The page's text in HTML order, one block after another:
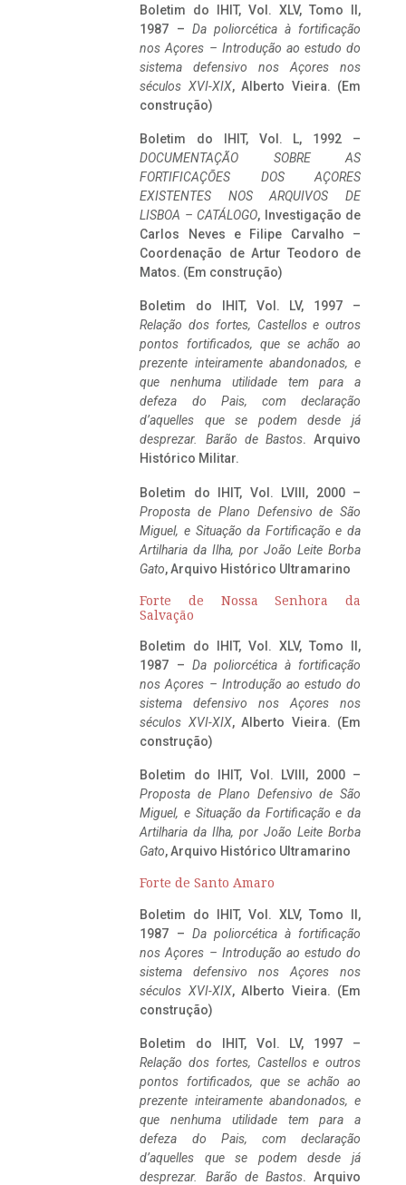
Boletim do IHIT, Vol. XLV, Tomo II,
1987 – Da poliorcética à fortificação
nos Açores – Introdução ao estudo do
sistema defensivo nos Açores nos
séculos XVI-XIX, Alberto Vieira. (Em
construção)
Boletim do IHIT, Vol. L, 1992 –
DOCUMENTAÇÃO SOBRE AS
FORTIFICAÇÕES DOS AÇORES
EXISTENTES NOS ARQUIVOS DE
LISBOA – CATÁLOGO, Investigação de
Carlos Neves e Filipe Carvalho –
Coordenação de Artur Teodoro de
Matos. (Em construção)
Boletim do IHIT, Vol. LV, 1997 –
Relação dos fortes, Castellos e outros
pontos fortificados, que se achão ao
prezente inteiramente abandonados, e
que nenhuma utilidade tem para a
defeza do Pais, com declaração
d’aquelles que se podem desde já
desprezar. Barão de Bastos. Arquivo
Histórico Militar.
Boletim do IHIT, Vol. LVIII, 2000 –
Proposta de Plano Defensivo de São
Miguel, e Situação da Fortificação e da
Artilharia da Ilha, por João Leite Borba
Gato, Arquivo Histórico Ultramarino
Forte de Nossa Senhora da
Salvação
Boletim do IHIT, Vol. XLV, Tomo II,
1987 – Da poliorcética à fortificação
nos Açores – Introdução ao estudo do
sistema defensivo nos Açores nos
séculos XVI-XIX, Alberto Vieira. (Em
construção)
Boletim do IHIT, Vol. LVIII, 2000 –
Proposta de Plano Defensivo de São
Miguel, e Situação da Fortificação e da
Artilharia da Ilha, por João Leite Borba
Gato, Arquivo Histórico Ultramarino
Forte de Santo Amaro
Boletim do IHIT, Vol. XLV, Tomo II,
1987 – Da poliorcética à fortificação
nos Açores – Introdução ao estudo do
sistema defensivo nos Açores nos
séculos XVI-XIX, Alberto Vieira. (Em
construção)
Boletim do IHIT, Vol. LV, 1997 –
Relação dos fortes, Castellos e outros
pontos fortificados, que se achão ao
prezente inteiramente abandonados, e
que nenhuma utilidade tem para a
defeza do Pais, com declaração
d’aquelles que se podem desde já
desprezar. Barão de Bastos. Arquivo